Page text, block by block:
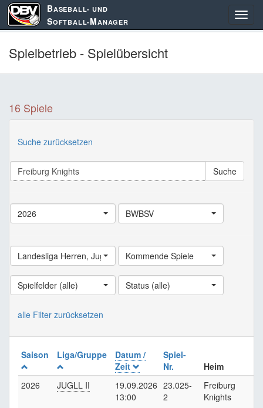
BASEBALL- UND
SOFTBALL-MANAGER
Spielbetrieb - Spielübersicht
16 Spiele
Suche zurücksetzen
Suche
2026 BWBSV
Landesliga Herren, Jugend Landesliga,Schüler Landesliga
Kommende Spiele
Spielfelder (alle) Status (alle)
alle Filter zurücksetzen
Saison Liga/Gruppe
Datum /
Zeit
Spiel-
Nr.
Heim
2026
JUGLL II
19.09.2026
13:00
23.025-
2
Freiburg
Knights